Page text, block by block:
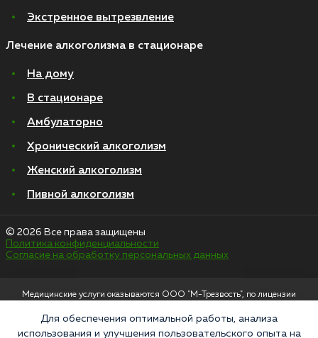
Экстренное вытрезвление
Лечение алкоголизма в стационаре
На дому
В стационаре
Амбулаторно
Хронический алкоголизм
Женский алкоголизм
Пивной алкоголизм
© 2026 Все права защищены
Политика конфиденциальности
Согласие на обработку персональных данных
Медицинские услуги оказываются ООО "М-Трезвость", по лицензии
Москва, улица 8 Марта, 1с12, подъезд 1
Для обеспечения оптимальной работы, анализа
использования и улучшения пользовательского опыта на